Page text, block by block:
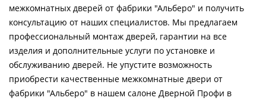
межкомнатных дверей от фабрики "Альберо" и получить
консультацию от наших специалистов. Мы предлагаем
профессиональный монтаж дверей, гарантии на все
изделия и дополнительные услуги по установке и
обслуживанию дверей. Не упустите возможность
приобрести качественные межкомнатные двери от
фабрики "Альберо" в нашем салоне Дверной Профи в